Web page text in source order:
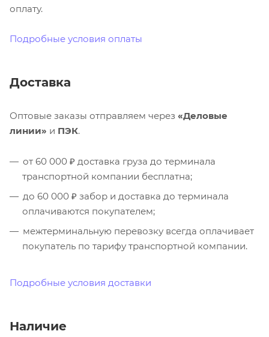
оплату.
Подробные условия оплаты
Доставка
Оптовые заказы отправляем через «Деловые
линии» и ПЭК.
от 60 000 ₽ доставка груза до терминала
транспортной компании бесплатна;
до 60 000 ₽ забор и доставка до терминала
оплачиваются покупателем;
межтерминальную перевозку всегда оплачивает
покупатель по тарифу транспортной компании.
Подробные условия доставки
Наличие